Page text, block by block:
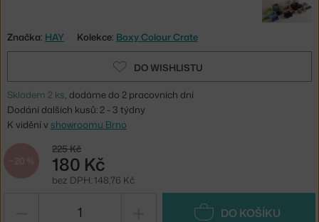
Značka: HAY Kolekce: Boxy Colour Crate
DO WISHLISTU
Skladem 2 ks, dodáme do 2 pracovních dní
Dodání dalších kusů: 2 - 3 týdny
K vidění v showroomu Brno
−20 %
225 Kč
180 Kč
bez DPH: 148,76 Kč
DO KOŠÍKU